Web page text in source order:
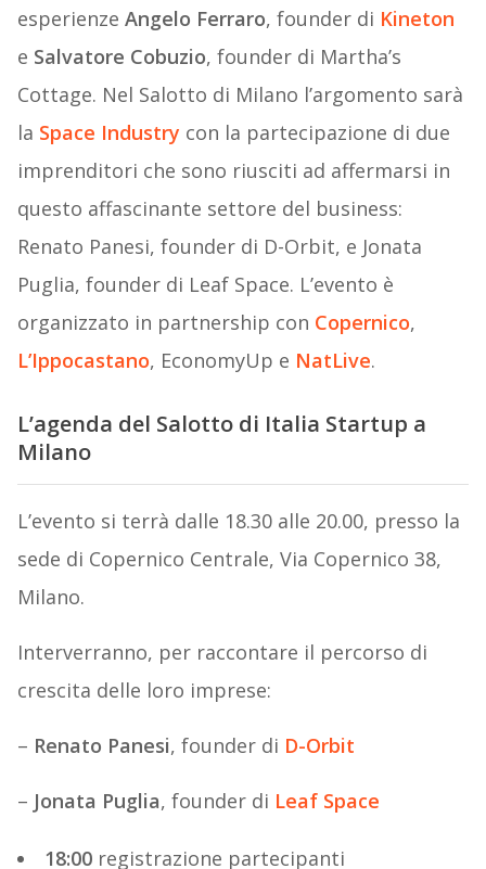
esperienze Angelo Ferraro, founder di Kineton
e Salvatore Cobuzio, founder di Martha’s
Cottage. Nel Salotto di Milano l’argomento sarà
la Space Industry con la partecipazione di due
imprenditori che sono riusciti ad affermarsi in
questo affascinante settore del business:
Renato Panesi, founder di D-Orbit, e Jonata
Puglia, founder di Leaf Space. L’evento è
organizzato in partnership con Copernico,
L’Ippocastano, EconomyUp e NatLive.
L’agenda del Salotto di Italia Startup a
Milano
L’evento si terrà dalle 18.30 alle 20.00, presso la
sede di Copernico Centrale, Via Copernico 38,
Milano.
Interverranno, per raccontare il percorso di
crescita delle loro imprese:
– Renato Panesi, founder di D-Orbit
– Jonata Puglia, founder di Leaf Space
18:00registrazione partecipanti